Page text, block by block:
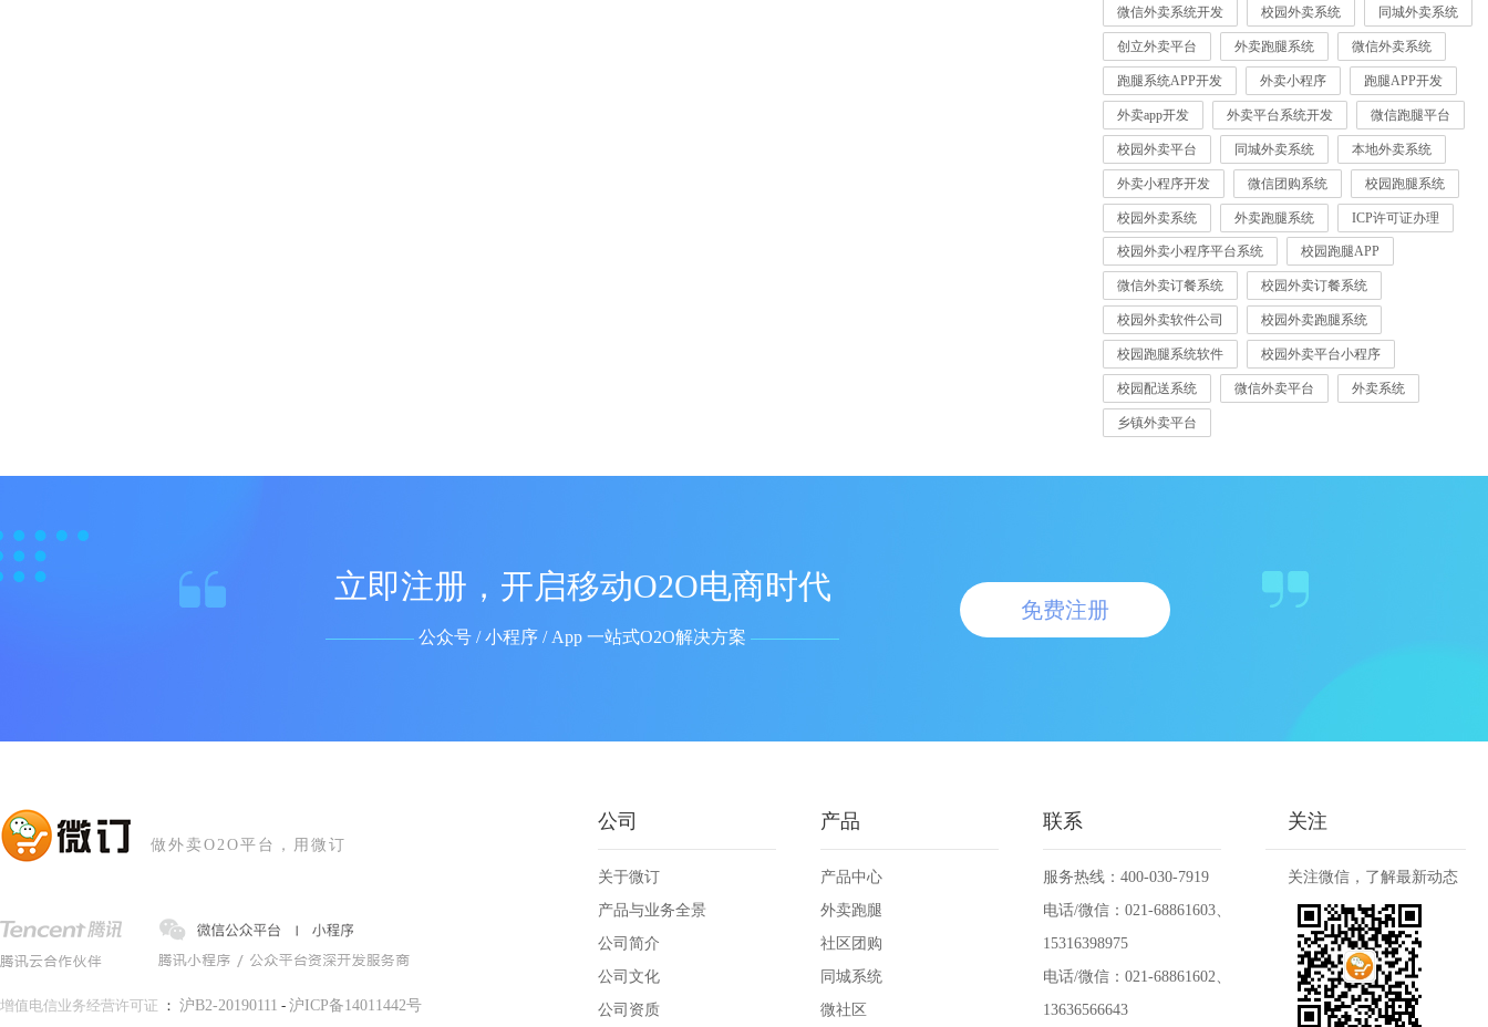
微信外卖系统开发 校园外卖系统 同城外卖系统
创立外卖平台 外卖跑腿系统 微信外卖系统
跑腿系统APP开发 外卖小程序 跑腿APP开发
外卖app开发 外卖平台系统开发 微信跑腿平台
校园外卖平台 同城外卖系统 本地外卖系统
外卖小程序开发 微信团购系统 校园跑腿系统
校园外卖系统 外卖跑腿系统 ICP许可证办理
校园外卖小程序平台系统 校园跑腿APP
微信外卖订餐系统 校园外卖订餐系统
校园外卖软件公司 校园外卖跑腿系统
校园跑腿系统软件 校园外卖平台小程序
校园配送系统 微信外卖平台 外卖系统
乡镇外卖平台
立即注册，开启移动O2O电商时代
公众号 / 小程序 / App 一站式O2O解决方案
免费注册
做外卖O2O平台，用微订
增值电信业务经营许可证 ： 沪B2-20190111 - 沪ICP备14011442号
公司
关于微订
产品与业务全景
公司简介
公司文化
公司资质
产品
产品中心
外卖跑腿
社区团购
同城系统
微社区
联系
服务热线：400-030-7919
电话/微信：021-68861603、
15316398975
电话/微信：021-68861602、
13636566643
关注
关注微信，了解最新动态